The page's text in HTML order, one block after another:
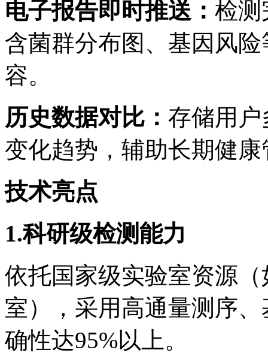
电子报告即时推送 ： 检测
含菌群分布图、基因风
容。
历史数据对比 ： 存储用
变化趋势，辅助长期健康
技术亮点
1.科研级检测能力
依托国家级实验室资源
室），采用高通量测序
确性达95%以上。